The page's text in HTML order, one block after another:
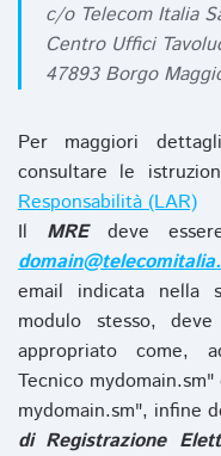
c/o Telecom Italia
Centro Uffici
47893 Borgo
Per maggiori
consultare le
Responsabilità (LAR)
Il MREdeve
email indicata nella
modulo stesso,
appropriato come,
Tecnico
mydomain.sm", infine
di Registrazione